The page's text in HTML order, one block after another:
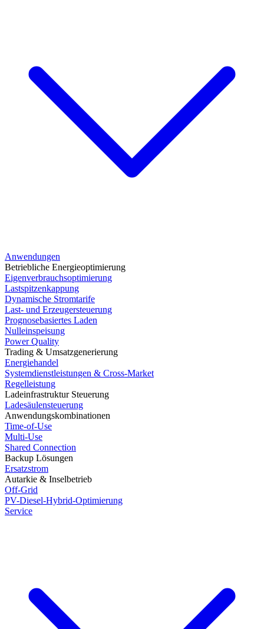
Anwendungen
Betriebliche Energieoptimierung
Eigenverbrauchsoptimierung
Lastspitzenkappung
Dynamische Stromtarife
Last- und Erzeugersteuerung
Prognosebasiertes Laden
Nulleinspeisung
Power Quality
Trading & Umsatzgenerierung
Energiehandel
Systemdienstleistungen & Cross-Market
Regelleistung
Ladeinfrastruktur Steuerung
Ladesäulensteuerung
Anwendungskombinationen
Time-of-Use
Multi-Use
Shared Connection
Backup Lösungen
Ersatzstrom
Autarkie & Inselbetrieb
Off-Grid
PV-Diesel-Hybrid-Optimierung
Service